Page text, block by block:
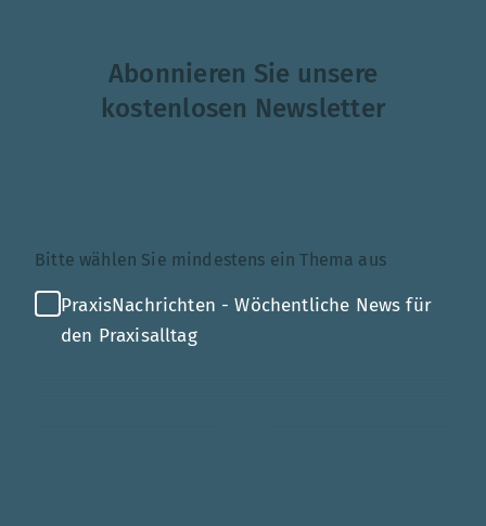
Abonnieren Sie unsere
kostenlosen Newsletter
Bitte wählen Sie mindestens ein Thema aus
PraxisNachrichten - Wöchentliche News für
den Praxisalltag